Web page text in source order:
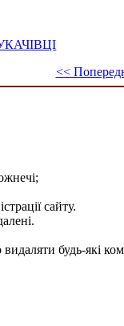
<<
сайту.
будь-які